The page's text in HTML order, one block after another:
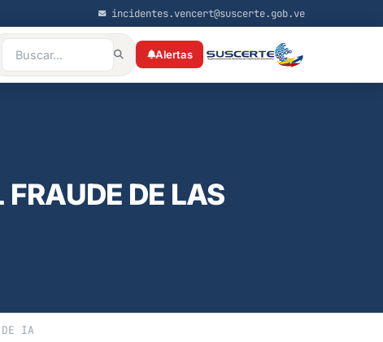
incidentes.vencert@suscerte.gob.ve
Alertas
DE LAS
DE IA